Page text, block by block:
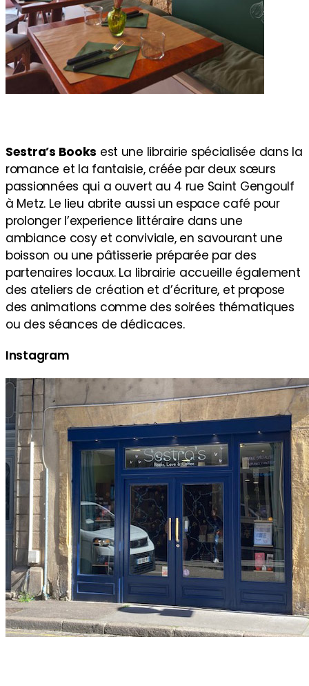
Sestra’s Books est une librairie spécialisée dans la
romance et la fantaisie, créée par deux sœurs
passionnées qui a ouvert au 4 rue Saint Gengoulf
à Metz. Le lieu abrite aussi un espace café pour
prolonger l’experience littéraire dans une
ambiance cosy et conviviale, en savourant une
boisson ou une pâtisserie préparée par des
partenaires locaux. La librairie accueille également
des ateliers de création et d’écriture, et propose
des animations comme des soirées thématiques
ou des séances de dédicaces.
Instagram